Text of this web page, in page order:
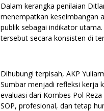
Dalam kerangka penilaian
menempatkan keseimbangan
publik sebagai indikator
tersebut secara konsisten di
Dihubungi terpisah, AKP
Sumbar menjadi refleksi kerja
evaluasi dari Kombes Pol
SOP, profesional, dan tetap